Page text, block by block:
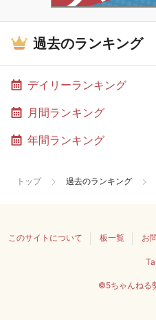
過去のランキング
デイリーランキング
月間ランキング
年間ランキング
トップ 過去のランキング
このサイトについて 板一覧 お
©5ちゃんねる